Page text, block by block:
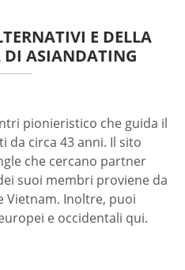
E DELLA
DI ASIANDATING
pionieristico che guida il
da circa 43 anni. Il sito
che cercano partner
suoi membri proviene da
Vietnam. Inoltre, puoi
e occidentali qui.